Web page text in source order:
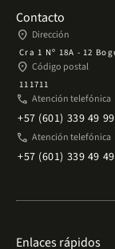
Contacto
place Dirección
Cra 1 Nº 18A - 12
place Código postal
111711
phone Atención telefónica
+57 (601) 339 49 99
phone Atención telefónica
+57 (601) 339 49 49
Enlaces rápidos